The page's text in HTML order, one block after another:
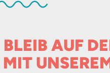
BLEIB AUF
MIT